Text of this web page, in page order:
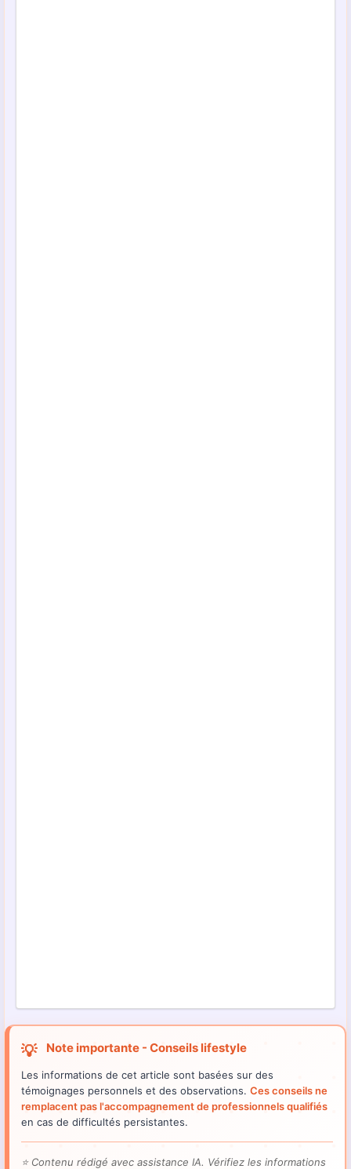
💡 Note importante - Conseils lifestyle
Les informations de cet article sont basées sur des
témoignages personnels et des observations. Ces conseils ne
remplacent pas l'accompagnement de professionnels qualifiés
en cas de difficultés persistantes.
⭐ Contenu rédigé avec assistance IA. Vérifiez les informations